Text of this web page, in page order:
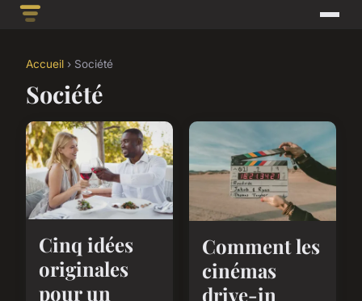
Accueil › Société
Société
Cinq idées
originales
pour un
Comment les
cinémas
drive-in